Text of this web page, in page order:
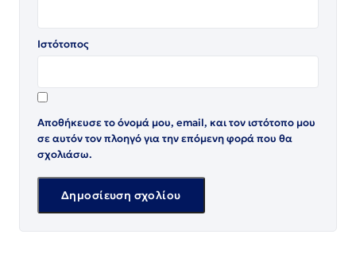
Ιστότοπος
Αποθήκευσε το όνομά μου, email, και τον ιστότοπο μου
σε αυτόν τον πλοηγό για την επόμενη φορά που θα
σχολιάσω.